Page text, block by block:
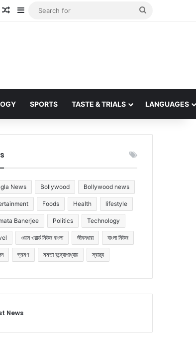
Log InRandom Article
Sidebar
SPORTS TASTE & TRIALS LANGUAGES
News Bollywood Bollywood news
Foods Health lifestyle
Banerjee Politics Technology
ওয়ান ওয়ার্ল্ড নিউজ বাংলা জীবনধারা বাংলা নিউজ
ভ্রমণ মমতা বন্দ্যোপাধ্যায় স্বাস্থ্য
News